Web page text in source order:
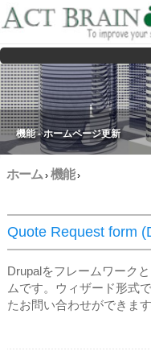
Drupalサイトの制作・保守をどこ
ださい
機能 - ホームページ更新
ホーム› 機能›
Quote Request form
Drupalをフレームワーク
ムです。ウィザード形式
たお問い合わせができます